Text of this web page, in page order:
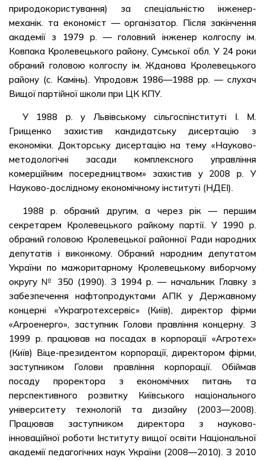
природокористування) за спеціальністю інженер-
механік. та економіст — організатор. Після закінчення
академії з 1979 р. — головний інженер колгоспу ім.
Ковпака Кролевецького району, Сумської обл. У 24 роки
обраний головою колгоспу ім. Жданова Кролевецького
району (с. Камінь). Упродовж 1986—1988 рр. — слухач
Вищої партійної школи при ЦК КПУ.
У 1988 р. у Львівському сільгоспінституті І. М.
Грищенко захистив кандидатську дисертацію з
економіки. Докторську дисертацію на тему «Науково-
методологічні засади комплексного управління
комерційним посередництвом» захистив у 2008 р. У
Науково-дослідному економічному інституті (НДЕІ).
1988 р. обраний другим, а через рік — першим
секретарем Кролевецького райкому партії. У 1990 р.
обраний головою Кролевецької районної Ради народних
депутатів і виконкому. Обраний народним депутатом
України по мажоритарному Кролевецькому виборчому
округу № 350 (1990). З 1994 р. — начальник Главку з
забезпечення нафтопродуктами АПК у Державному
концерні «Украгротехсервіс» (Київ), директор фірми
«Агроенерго», заступник Голови правління концерну. З
1999 р. працював на посадах в корпорації «Агротех»
(Київ) Віце-президентом корпорації, директором фірми,
заступником Голови правління корпорації. Обіймав
посаду проректора з економічних питань та
перспективного розвитку Київського національного
університету технологій та дизайну (2003—2008).
Працював заступником директора з науково-
інноваційної роботи Інституту вищої освіти Національної
академії педагогічних наук України (2008—2010). З 2010